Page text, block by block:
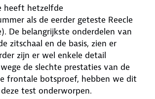
heeft hetzelfde
als de eerder geteste Reecle
De belangrijkste onderdelen van
zitschaal en de basis, zien er
zijn er wel enkele detail
de slechte prestaties van de
frontale botsproef, hebben we dit
test onderworpen.